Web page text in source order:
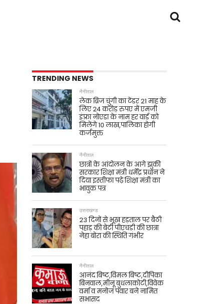
TRENDING NEWS
नैनीताल
लेक ब्रिज चुंगी का टेंडर 21 माह के
लिए 24 करोड़ रुपए में एमजी
इंफ़्रा नोएडा के नाम हर वार्ड को
मिलेंगे 10 लाख,पालिका होगी
कर्जमुक्त
नैनीताल
छात्रों के आंदोलन के आगे झुकी
सरकार शिक्षा मंत्री धर्मेंद्र प्रधान ने
दिया इस्तीफा पढ़े शिक्षा मंत्री का
भावुक पत्र
उत्तराखण्ड
23 दिनों से भूख हड़ताल पर बैठी
पहाड़ की बेटी पीएचडी की छात्रा
नेहा बोरा की स्थिति गंभीर
नैनीताल
आनंद बिष्ट,विमल बिष्ट,दीपिका
बिनवाल,मीनू बुधलाकोटी,विवेक
वर्मा व मनोज पंवार बने नामित
सभासद